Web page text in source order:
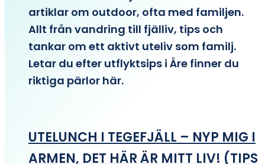
artiklar om outdoor, ofta med familjen.
Allt från vandring till fjälliv, tips och
tankar om ett aktivt uteliv som familj.
Letar du efter utflyktsips i Åre finner du
riktiga pärlor här.
UTELUNCH I TEGEFJÄLL – NYP MIG I
ARMEN, DET HÄR ÄR MITT LIV! (TIPS